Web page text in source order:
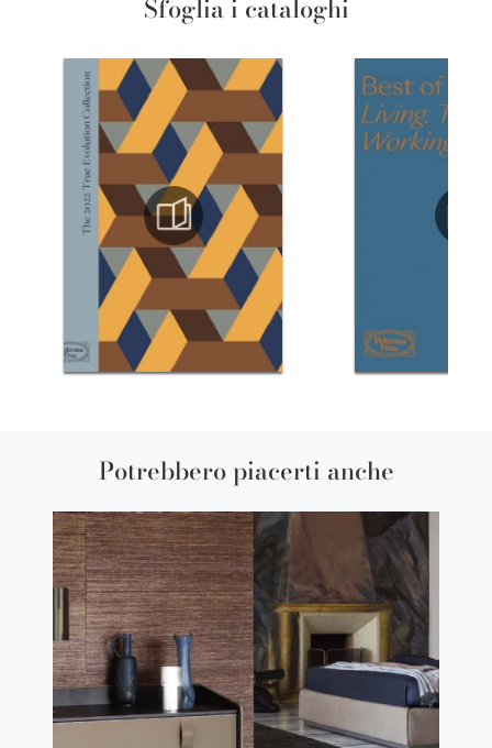
Sfoglia i cataloghi
Potrebbero piacerti anche